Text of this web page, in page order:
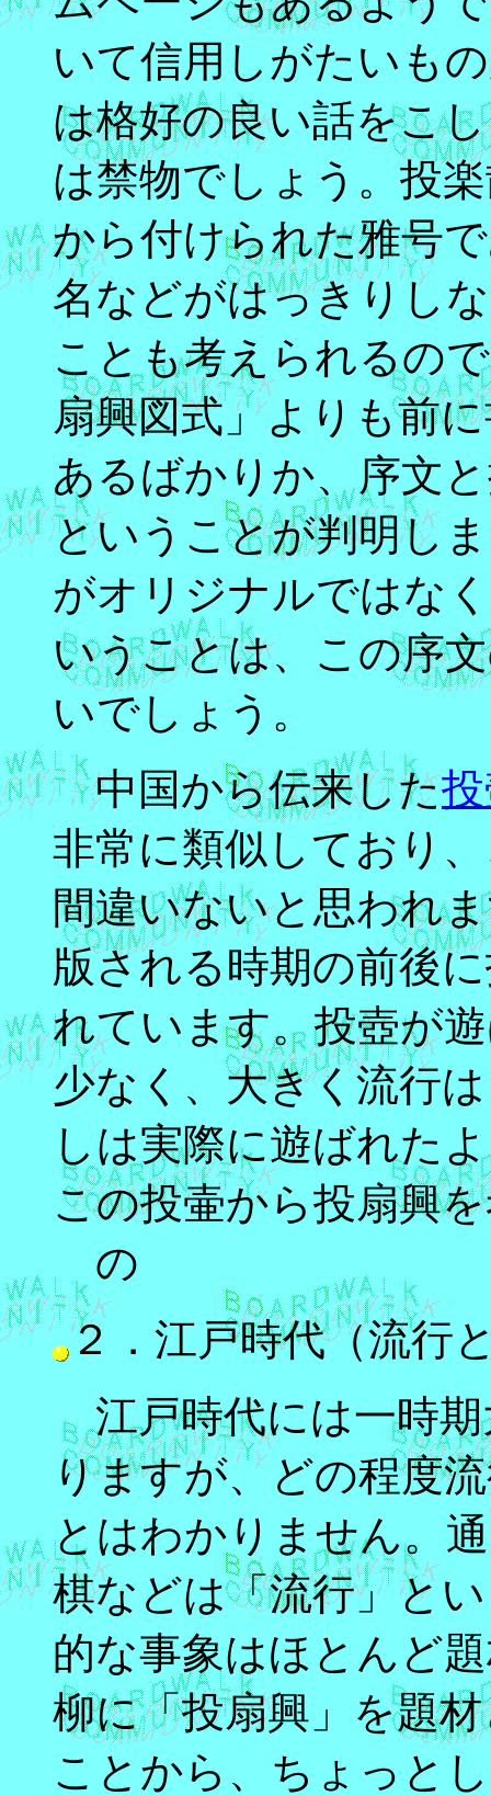
いて信用しがたいも
は格好の良い話をこ
は禁物でしょう。投
から付けられた雅号
名などがはっきりし
ことも考えられるの
扇興図式」よりも前
あるばかりか、序文
ということが判明し
がオリジナルではな
いうことは、この序
いでしょう。
中国から伝来した
非常に類似しており
間違いないと思われ
版される時期の前後
れています。投壺が
少なく、大きく流行
しは実際に遊ばれた
この投壷から投扇興
の
２．江戸時代（流行
江戸時代には一時期
りますが、どの程度
とはわかりません。
棋などは「流行」と
的な事象はほとんど
柳に「投扇興」を題
ことから、ちょっと